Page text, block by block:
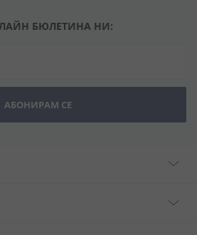
БЮЛЕТИНА НИ:
АБОНИРАМ СЕ